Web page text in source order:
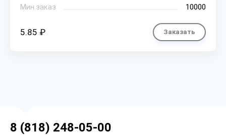
Мин.заказ
10000
5.85 ₽ Заказать
8 (818) 248-05-00